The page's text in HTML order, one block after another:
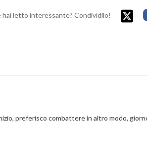
hai letto interessante? Condividilo!
preferisco combattere in altro modo,